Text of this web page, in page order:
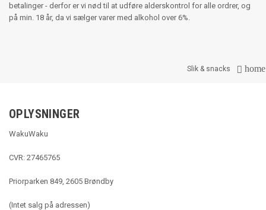
betalinger - derfor er vi nød til at udføre alderskontrol for alle ordrer, og
på min. 18 år, da vi sælger varer med alkohol over 6%.
home

Slik & snacks
OPLYSNINGER
WakuWaku
CVR: 27465765
Priorparken 849, 2605 Brøndby
(Intet salg på adressen)